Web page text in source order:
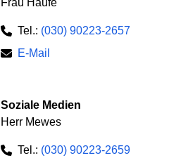
Tel.: (030) 90223-2657
E-Mail
Soziale Medien
Herr Mewes
Tel.: (030) 90223-2659